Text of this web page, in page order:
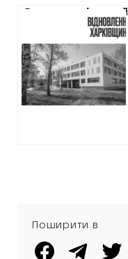
Старосалтівський
ліцей, у якому
немає укриття,
подорожчав і
коштує понад
200 млн грн
Поширити в